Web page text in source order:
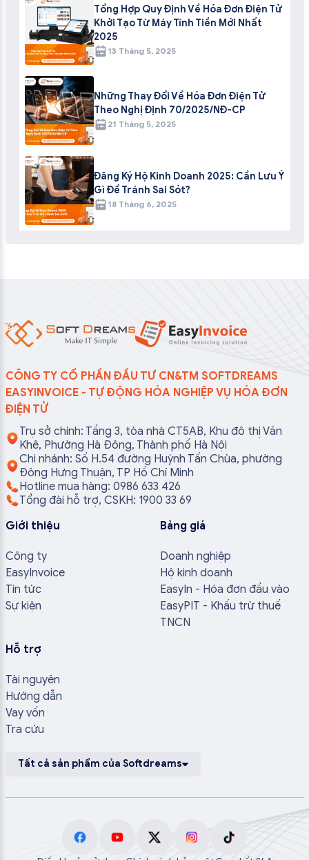
Tổng Hợp Quy Định Về Hóa Đơn Điện Tử
Khởi Tạo Từ Máy Tính Tiền Mới Nhất
2025
13 Tháng 5, 2025
Những Thay Đổi Về Hóa Đơn Điện Tử
Theo Nghị Định 70/2025/NĐ-CP
21 Tháng 5, 2025
Đăng Ký Hộ Kinh Doanh 2025: Cần Lưu Ý
Gì Để Tránh Sai Sót?
18 Tháng 6, 2025
CÔNG TY CỔ PHẦN ĐẦU TƯ CN&TM SOFTDREAMS
EASYINVOICE - TỰ ĐỘNG HÓA NGHIỆP VỤ HÓA ĐƠN
ĐIỆN TỬ
Trụ sở chính: Tầng 3, tòa nhà CT5AB, Khu đô thị Văn
Khê, Phường Hà Đông, Thành phố Hà Nội
Chi nhánh: Số H.54 đường Huỳnh Tấn Chùa, phường
Đông Hưng Thuận, TP Hồ Chí Minh
Hotline mua hàng: 0986 633 426
Tổng đài hỗ trợ, CSKH: 1900 33 69
Giới thiệu
Công ty
EasyInvoice
Tin tức
Sự kiện
Bảng giá
Doanh nghiệp
Hộ kinh doanh
EasyIn - Hóa đơn đầu vào
EasyPIT - Khấu trừ thuế
TNCN
Hỗ trợ
Tài nguyên
Hướng dẫn
Vay vốn
Tra cứu
Tất cả sản phẩm của Softdreams